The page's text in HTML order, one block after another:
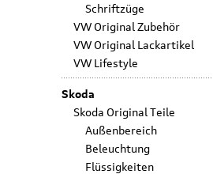
Schriftzüge
VW Original Zubehör
VW Original Lackartikel
VW Lifestyle
Skoda
Skoda Original Teile
Außenbereich
Beleuchtung
Flüssigkeiten